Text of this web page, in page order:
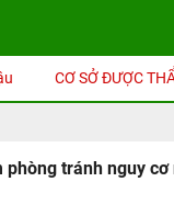
CƠ SỞ ĐƯỢC THẨM
tránh nguy